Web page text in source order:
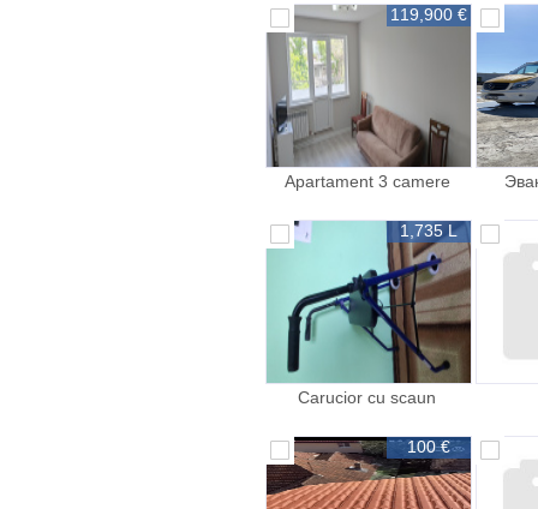
119,900 €
Apartament 3 camere
1,735 L
Carucior cu scaun
100 €